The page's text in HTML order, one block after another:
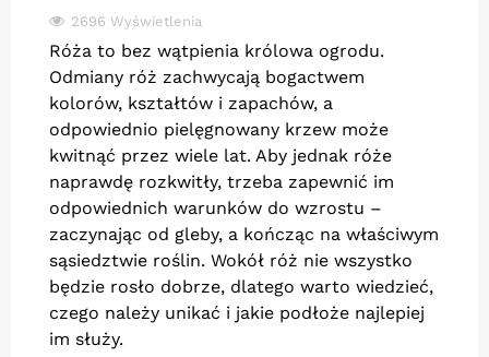
2696 Wyświetlenia
Róża to bez wątpienia królowa ogrodu.
Odmiany róż zachwycają bogactwem
kolorów, kształtów i zapachów, a
odpowiednio pielęgnowany krzew może
kwitnąć przez wiele lat. Aby jednak róże
naprawdę rozkwitły, trzeba zapewnić im
odpowiednich warunków do wzrostu –
zaczynając od gleby, a kończąc na właściwym
sąsiedztwie roślin. Wokół róż nie wszystko
będzie rosło dobrze, dlatego warto wiedzieć,
czego należy unikać i jakie podłoże najlepiej
im służy.